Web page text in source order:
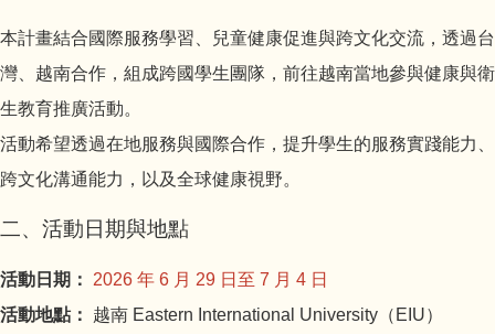
本計畫結合國際服務學習、兒童健康促進與跨文化交流，透過台
灣、越南合作，組成跨國學生團隊，前往越南當地參與健康與衛
生教育推廣活動。
活動希望透過在地服務與國際合作，提升學生的服務實踐能力、
跨文化溝通能力，以及全球健康視野。
二、活動日期與地點
活動日期：
2026 年 6 月 29 日至 7 月 4 日
活動地點：
越南 Eastern International University（EIU）